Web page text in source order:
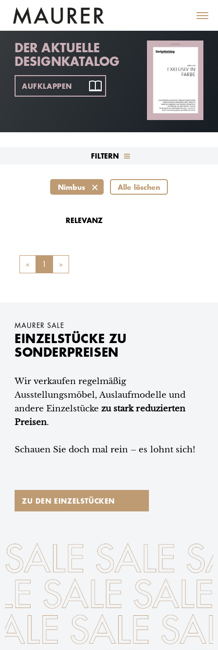
DER AKTUELLE
DESIGNKATALOG
AUFKLAPPEN
FILTERN
Nimbus Alle löschen
RELEVANZ
« Previous
1 »
MAURER SALE
EINZELSTÜCKE ZU
SONDERPREISEN
Wir verkaufen regelmäßig
Ausstellungsmöbel, Auslaufmodelle und
andere Einzelstücke zu stark reduzierten
Preisen.
Schauen Sie doch mal rein – es lohnt sich!
ZU DEN EINZELSTÜCKEN